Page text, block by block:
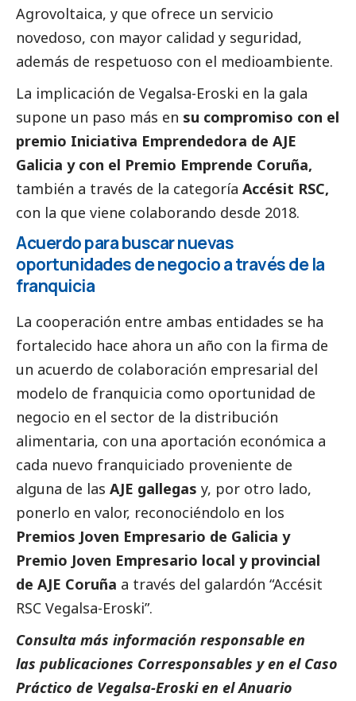
Agrovoltaica, y que ofrece un servicio
novedoso, con mayor calidad y seguridad,
además de respetuoso con el medioambiente.
La implicación de Vegalsa-Eroski en la gala
supone un paso más en su compromiso con el
premio Iniciativa Emprendedora de AJE
Galicia y con el Premio Emprende Coruña,
también a través de la categoría Accésit RSC,
con la que viene colaborando desde 2018.
Acuerdo para buscar nuevas
oportunidades de negocio a través de la
franquicia
La cooperación entre ambas entidades se ha
fortalecido hace ahora un año con la firma de
un acuerdo de colaboración empresarial del
modelo de franquicia como oportunidad de
negocio en el sector de la distribución
alimentaria, con una aportación económica a
cada nuevo franquiciado proveniente de
alguna de las AJE gallegas y, por otro lado,
ponerlo en valor, reconociéndolo en los
Premios Joven Empresario de Galicia y
Premio Joven Empresario local y provincial
de AJE Coruña a través del galardón “Accésit
RSC Vegalsa-Eroski”.
Consulta más información responsable en
las publicaciones Corresponsables y en el Caso
Práctico de Vegalsa-Eroskien elAnuario